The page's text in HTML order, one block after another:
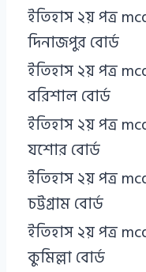
ইতিহাস ২য় পত্র
দিনাজপুর বোর্ড
ইতিহাস ২য় পত্র
বরিশাল বোর্ড
ইতিহাস ২য় পত্র
যশোর বোর্ড
ইতিহাস ২য় পত্র
চট্টগ্রাম বোর্ড
ইতিহাস ২য় পত্র
কুমিল্লা বোর্ড